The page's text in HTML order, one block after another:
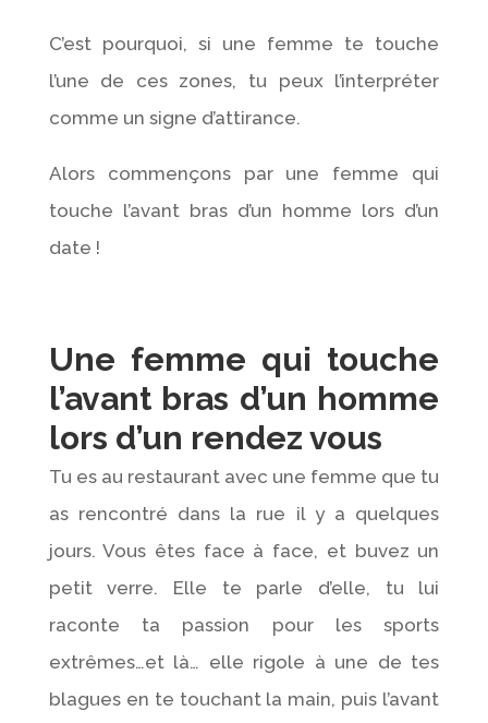
C’est pourquoi, si une femme te touche
l’une de ces zones, tu peux l’interpréter
comme un signe d’attirance.
Alors commençons par une femme qui
touche l’avant bras d’un homme lors d’un
date !
Une femme qui touche
l’avant bras d’un homme
lors d’un rendez vous
Tu es au restaurant avec une femme que tu
as rencontré dans la rue il y a quelques
jours. Vous êtes face à face, et buvez un
petit verre. Elle te parle d’elle, tu lui
raconte ta passion pour les sports
extrêmes…et là… elle rigole à une de tes
blagues en te touchant la main, puis l’avant